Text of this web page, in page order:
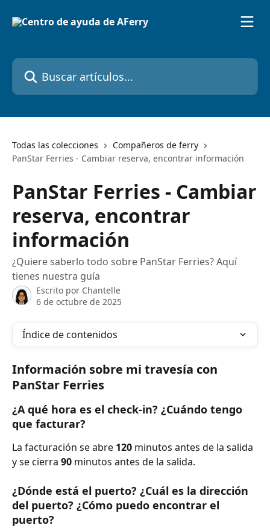
Buscar artículos...
Todas las colecciones
Compañeros de ferry
PanStar Ferries - Cambiar reserva, encontrar información
PanStar Ferries - Cambiar
reserva, encontrar
información
¿Quiere saberlo todo sobre PanStar Ferries? Aquí
tienes nuestra guía
Escrito por Chantelle
6 de octubre de 2025
Índice de contenidos
Información sobre mi travesía con
PanStar Ferries
¿A qué hora es el check-in? ¿Cuándo tengo
que facturar?
La facturación se abre 120 minutos antes de la salida
y se cierra 90 minutos antes de la salida.
¿Dónde está el puerto? ¿Cuál es la dirección
del puerto? ¿Cómo puedo encontrar el
puerto?